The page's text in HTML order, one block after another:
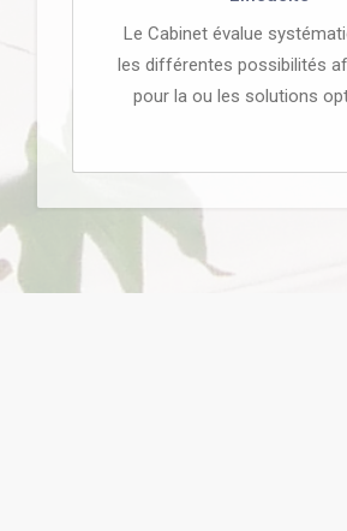
Le Cabinet évalue
les différentes possibilités
pour la ou les solutions